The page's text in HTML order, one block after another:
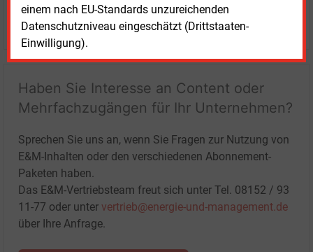
einem nach EU-Standards unzureichenden
Datenschutzniveau eingeschätzt (Drittstaaten-
Einwilligung).
LOGIN
Haben Sie Interesse an Content oder
Mehrfachzugängen für Ihr Unternehmen?
Sprechen Sie uns an, wenn Sie Fragen zur Nutzung von
E&M-Inhalten oder den verschiedenen Abonnement-
Paketen haben.
Das E&M-Vertriebsteam freut sich unter Tel. 08152 / 93
11-77 oder unter vertrieb@energie-und-management.de
über Ihre Anfrage.